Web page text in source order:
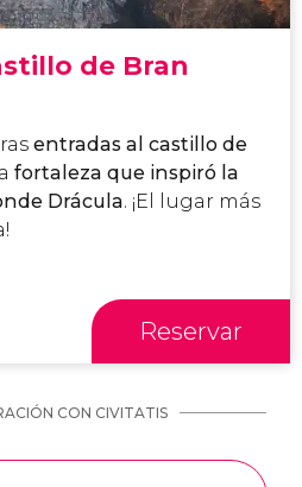
de Bran
entradas al castillo de
fortaleza que inspiró la
Drácula. ¡El lugar más
Reservar
CON CIVITATIS